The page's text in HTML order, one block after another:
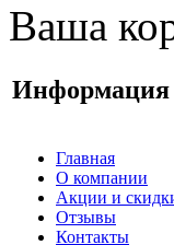
Ваша
Информация
Главная
О компании
Акции и
Отзывы
Контакты